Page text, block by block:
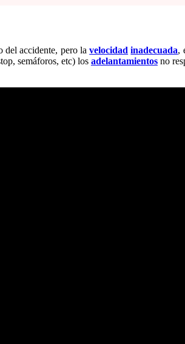
del accidente, pero lavelocidad inadecuada,
semáforos, etc) los adelantamientosno